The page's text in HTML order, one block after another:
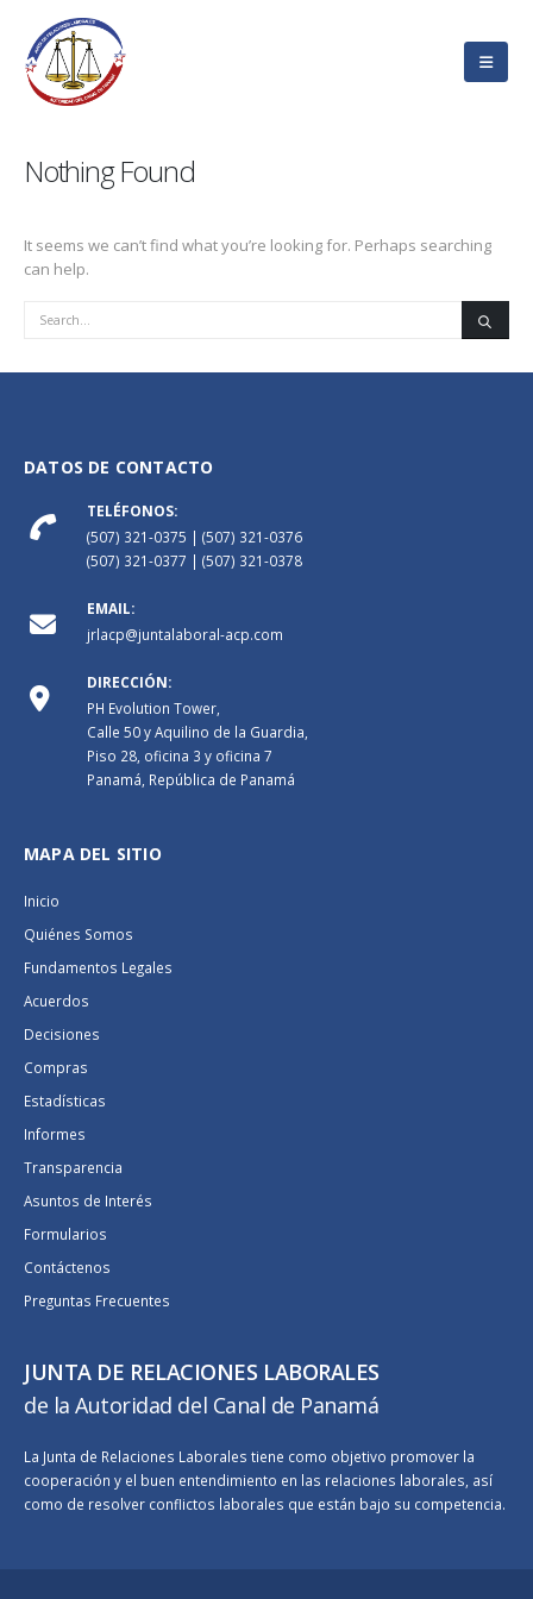
Nothing Found
It seems we can’t find what you’re looking for. Perhaps searching
can help.
DATOS DE CONTACTO
TELÉFONOS:
(507) 321-0375 | (507) 321-0376
(507) 321-0377 | (507) 321-0378
EMAIL:
jrlacp@juntalaboral-acp.com
DIRECCIÓN:
PH Evolution Tower,
Calle 50 y Aquilino de la Guardia,
Piso 28, oficina 3 y oficina 7
Panamá, República de Panamá
MAPA DEL SITIO
Inicio
Quiénes Somos
Fundamentos Legales
Acuerdos
Decisiones
Compras
Estadísticas
Informes
Transparencia
Asuntos de Interés
Formularios
Contáctenos
Preguntas Frecuentes
JUNTA DE RELACIONES LABORALES
de la Autoridad del Canal de Panamá
La Junta de Relaciones Laborales tiene como objetivo promover la
cooperación y el buen entendimiento en las relaciones laborales, así
como de resolver conflictos laborales que están bajo su competencia.